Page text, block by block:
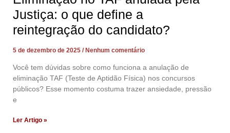
Justiça: o que define a
reintegração do candidato?
5 de dezembro de 2025 Nenhum comentário
Você tem dúvidas sobre como funciona a anulação de
eliminação TAF (Teste de Aptidão Física) nos concursos
públicos? Esse momento costuma trazer ansiedade, pressão
e
Ler Artigo »